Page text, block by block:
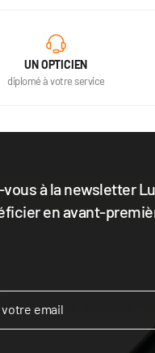
UN OPTICIEN
diplomé à votre service
à la newsletter
en avant-